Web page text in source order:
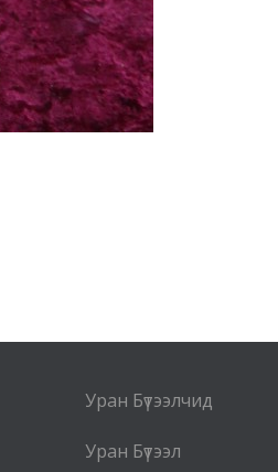
Уран Бүтээлчид
Уран Бүтээл